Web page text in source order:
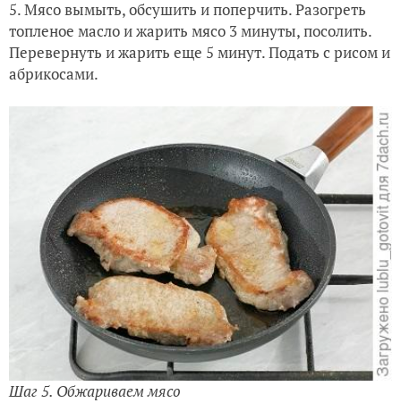
5. Мясо вымыть, обсушить и поперчить. Разогреть
топленое масло и жарить мясо 3 минуты, посолить.
Перевернуть и жарить еще 5 минут. Подать с рисом и
абрикосами.
Шаг 5. Обжариваем мясо